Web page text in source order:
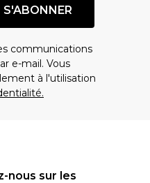
S'ABONNER
communications
e-mail. Vous
à l'utilisation
nous sur les